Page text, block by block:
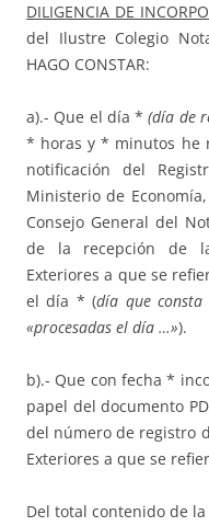
DILIGENCIA DE
del Ilustre Colegio
HAGO CONSTAR:
a).- Que el día *(día de
* horas y * minutos he
notificación del
Ministerio de
Consejo General del
de la recepción de
Exteriores a que se
el día * (día que
«procesadas el día …»).
b).- Que con fecha *
papel del documento
del número de registro
Exteriores a que se
Del total contenido de